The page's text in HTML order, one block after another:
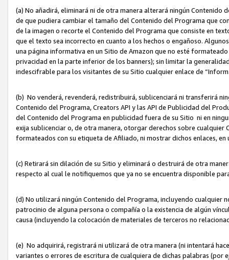
(a) No añadirá, eliminará ni de otra manera alterará ningún
de que pudiera cambiar el tamaño del Contenido del Programa que
de la imagen o recorte el Contenido del Programa que consiste en
que el texto sea incorrecto en cuanto a los hechos o engañoso.
una página informativa en un Sitio de Amazon que no esté
privacidad en la parte inferior de los banners); sin limitar la
indescifrable para los visitantes de su Sitio cualquier enlace de
(b) No venderá, revenderá, redistribuirá, sublicenciará ni transferirá
Contenido del Programa, Creators API y las API de Publicidad del
del Contenido del Programa en publicidad fuera de su Sitio ni en
exija sublicenciar o, de otra manera, otorgar derechos sobre
formateados con su etiqueta de Afiliado, ni mostrar dichos enlaces,
(c) Retirará sin dilación de su Sitio y eliminará o destruirá de otra
respecto al cual le notifiquemos que ya no se encuentra disponible
(d) No utilizará ningún Contenido del Programa, incluyendo cualquier
patrocinio de alguna persona o compañía o la existencia de algún
causa (incluyendo la colocación de materiales de terceros no
(e) No adquirirá, registrará ni utilizará de otra manera (ni intentará
variantes o errores de escritura de cualquiera de dichas palabras (por